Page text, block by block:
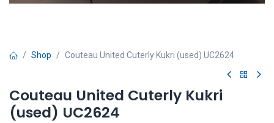
Shop Couteau United Cuterly Kukri (used) UC2624
Couteau United Cuterly Kukri
(used) UC2624